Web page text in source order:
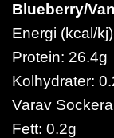
Blueberry/
Energi (kcal/
Protein: 26.4g
Kolhydrater:
Varav
Fett: 0.2g